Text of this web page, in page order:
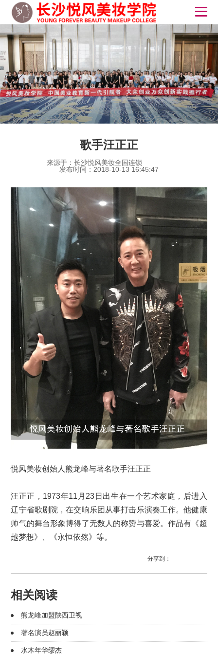
歌手汪正正
来源于：长沙悦风美妆全国连锁
发布时间：2018-10-13 16:45:47
悦风美妆创始人熊龙峰与著名歌手汪正正
汪正正，1973年11月23日出生在一个艺术家庭，后进入
辽宁省歌剧院，在交响乐团从事打击乐演奏工作。他健康
帅气的舞台形象博得了无数人的称赞与喜爱。作品有《超
越梦想》、《永恒依然》等。
分享到：
相关阅读
熊龙峰加盟陕西卫视
著名演员赵丽颖
水木年华缪杰